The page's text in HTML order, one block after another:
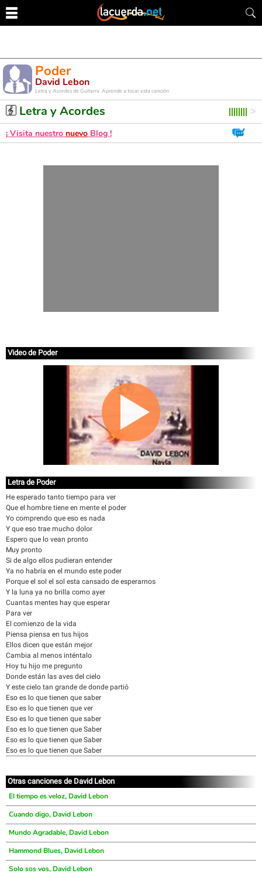
Poder
David Lebon
Letra y Acordes de Guitarra. Aprende a tocar esta canción
Letra y Acordes
¡ Visita nuestro nuevo Blog !
Video de Poder
Letra de Poder
He esperado tanto tiempo para ver
Que el hombre tiene en mente el poder
Yo comprendo que eso es nada
Y que eso trae mucho dolor
Espero que lo vean pronto
Muy pronto
Si de algo ellos pudieran entender
Ya no habría en el mundo este poder
Porque el sol el sol esta cansado de esperarnos
Y la luna ya no brilla como ayer
Cuantas mentes hay que esperar
Para ver
El comienzo de la vida
Piensa piensa en tus hijos
Ellos dicen que están mejor
Cambia al menos inténtalo
Hoy tu hijo me pregunto
Donde están las aves del cielo
Y este cielo tan grande de donde partió
Eso es lo que tienen que saber
Eso es lo que tienen que ver
Eso es lo que tienen que saber
Eso es lo que tienen que Saber
Eso es lo que tienen que Saber
Eso es lo que tienen que Saber
Otras canciones de David Lebon
El tiempo es veloz, David Lebon
Cuando digo, David Lebon
Mundo Agradable, David Lebon
Hammond Blues, David Lebon
Solo sos vos, David Lebon